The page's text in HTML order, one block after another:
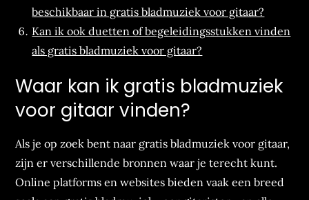
beschikbaar in gratis bladmuziek voor gitaar?
Kan ik ook duetten of begeleidingsstukken vinden
als gratis bladmuziek voor gitaar?
Waar kan ik gratis bladmuziek
voor gitaar vinden?
Als je op zoek bent naar gratis bladmuziek voor gitaar,
zijn er verschillende bronnen waar je terecht kunt.
Online platforms en websites bieden vaak een breed